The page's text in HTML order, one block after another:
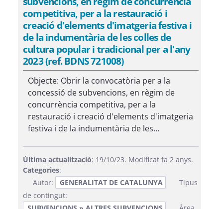
competitiva, per a la restauració i
creació d'elements d'imatgeria festiva i
de la indumentària de les colles de
cultura popular i tradicional per a l'any
2023 (ref. BDNS 721008)
Objecte: Obrir la convocatòria per a la
concessió de subvencions, en règim de
concurrència competitiva, per a la
restauració i creació d'elements d'imatgeria
festiva i de la indumentària de les...
Última actualització: 19/10/23. Modificat fa 2 anys.
Categories:
Autor:
GENERALITAT DE CATALUNYA
Tipus
de contingut: